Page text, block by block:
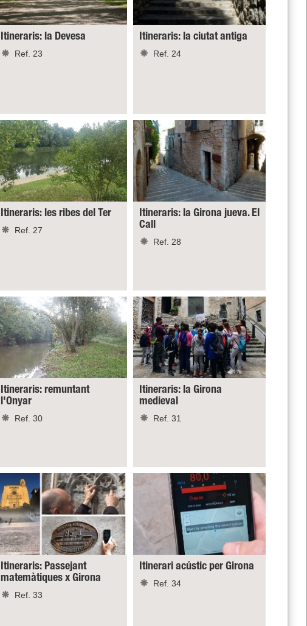
Itineraris: la Devesa
Ref. 23
Itineraris: la ciutat antiga
Ref. 24
Itineraris: les ribes del Ter
Ref. 27
Itineraris: la Girona jueva. El
Call
Ref. 28
Itineraris: remuntant
l'Onyar
Ref. 30
Itineraris: la Girona
medieval
Ref. 31
Itineraris: Passejant
matemàtiques x Girona
Ref. 33
Itinerari acústic per Girona
Ref. 34